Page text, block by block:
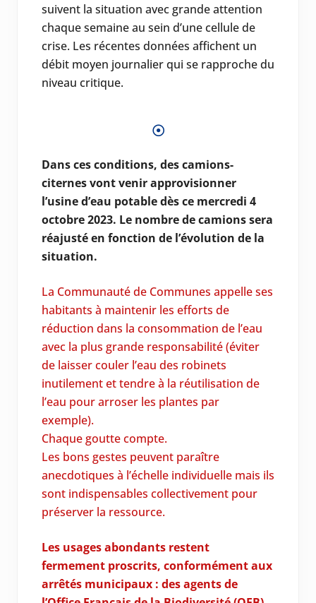
suivent la situation avec grande attention
chaque semaine au sein d’une cellule de
crise. Les récentes données affichent un
débit moyen journalier qui se rapproche du
niveau critique.
Dans ces conditions, des camions-
citernes vont venir approvisionner
l’usine d’eau potable dès ce mercredi 4
octobre 2023. Le nombre de camions sera
réajusté en fonction de l’évolution de la
situation.
La Communauté de Communes appelle ses
habitants à maintenir les efforts de
réduction dans la consommation de l’eau
avec la plus grande responsabilité (éviter
de laisser couler l’eau des robinets
inutilement et tendre à la réutilisation de
l’eau pour arroser les plantes par
exemple).
Chaque goutte compte.
Les bons gestes peuvent paraître
anecdotiques à l’échelle individuelle mais ils
sont indispensables collectivement pour
préserver la ressource.
Les usages abondants restent
fermement proscrits, conformément aux
arrêtés municipaux : des agents de